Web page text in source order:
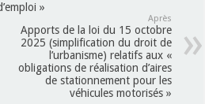
»
Après
Apports de la loi du 15 octobre
2025 (simplification du droit de
l’urbanisme) relatifs aux «
obligations de réalisation d’aires
de stationnement pour les
véhicules motorisés »